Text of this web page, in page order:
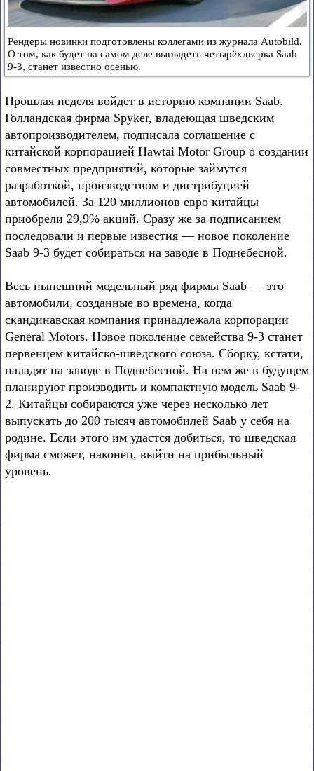
Рендеры новинки подготовлены коллегами из журнала Autobild.
О том, как будет на самом деле выглядеть четырёхдверка Saab
9-3, станет известно осенью.
Прошлая неделя войдет в историю компании Saab.
Голландская фирма Spyker, владеющая шведским
автопроизводителем, подписала соглашение с
китайской корпорацией Hawtai Motor Group о создании
совместных предприятий, которые займутся
разработкой, производством и дистрибуцией
автомобилей. За 120 миллионов евро китайцы
приобрели 29,9% акций. Сразу же за подписанием
последовали и первые известия — новое поколение
Saab 9-3 будет собираться на заводе в Поднебесной.
Весь нынешний модельный ряд фирмы Saab — это
автомобили, созданные во времена, когда
скандинавская компания принадлежала корпорации
General Motors. Новое поколение семейства 9-3 станет
первенцем китайско-шведского союза. Сборку, кстати,
наладят на заводе в Поднебесной. На нем же в будущем
планируют производить и компактную модель Saab 9-
2. Китайцы собираются уже через несколько лет
выпускать до 200 тысяч автомобилей Saab у себя на
родине. Если этого им удастся добиться, то шведская
фирма сможет, наконец, выйти на прибыльный
уровень.